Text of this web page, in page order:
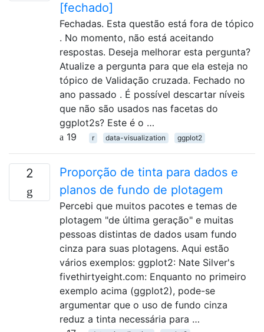
[fechado]
Fechadas. Esta questão está fora de tópico
. No momento, não está aceitando
respostas. Deseja melhorar esta pergunta?
Atualize a pergunta para que ela esteja no
tópico de Validação cruzada. Fechado no
ano passado . É possível descartar níveis
que não são usados ​​nas facetas do
ggplot2s? Este é o …
19
r data-visualization ggplot2
2
Proporção de tinta para dados e
planos de fundo de plotagem
Percebi que muitos pacotes e temas de
plotagem "de última geração" e muitas
pessoas distintas de dados usam fundo
cinza para suas plotagens. Aqui estão
vários exemplos: ggplot2: Nate Silver's
fivethirtyeight.com: Enquanto no primeiro
exemplo acima (ggplot2), pode-se
argumentar que o uso de fundo cinza
reduz a tinta necessária para …